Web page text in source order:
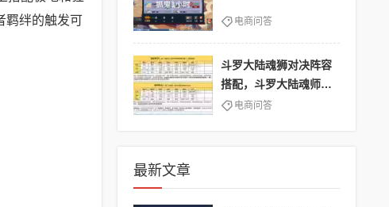
羁绊的触发可
电商问答
斗罗大陆魂狮对决阵容
搭配，斗罗大陆魂师对
决,阵容
电商问答
最新文章